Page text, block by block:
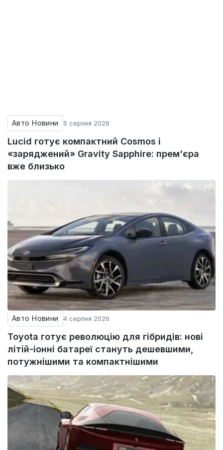
Авто Новини 5 серпня 2026
Lucid готує компактний Cosmos і
«заряджений» Gravity Sapphire: прем'єра
вже близько
Авто Новини 4 серпня 2026
Toyota готує революцію для гібридів: нові
літій-іонні батареї стануть дешевшими,
потужнішими та компактнішими